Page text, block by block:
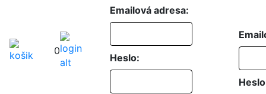
0
Emailová adresa:
Heslo: